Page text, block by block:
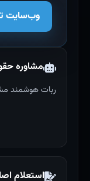
وب‌سایت
مشاوره
ربات هوشمند
استعلام